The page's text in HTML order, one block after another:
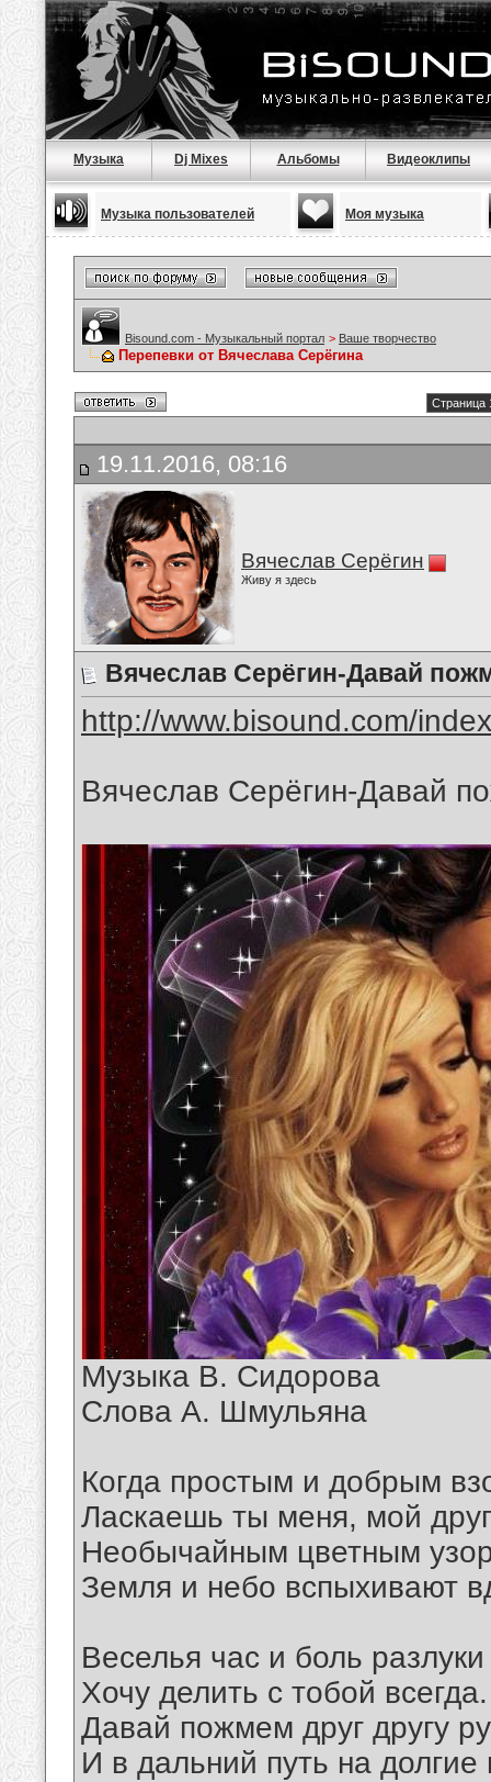
Музыка Dj Mixes Альбомы Видеоклипы
Музыка пользователей Моя музыка
Bisound.com - Музыкальный портал > Ваше творчество
Перепевки от Вячеслава Серёгина
Страница
19.11.2016, 08:16
Вячеслав Серёгин
Живу я здесь
Вячеслав Серёгин-Давай
http://www.bisound.com/
Вячеслав Серёгин-Давай
Музыка В. Сидорова
Слова А. Шмульяна
Когда простым и добрым
Ласкаешь ты меня, мой
Необычайным цветным
Земля и небо вспыхивают
Веселья час и боль разлуки
Хочу делить с тобой всегда.
Давай пожмем друг другу
И в дальний путь на долгие